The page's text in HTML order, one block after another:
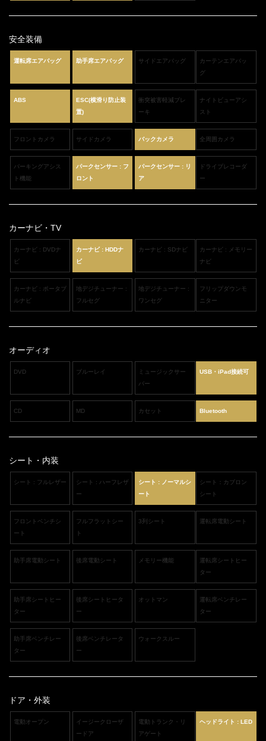
安全装備
運転席エアバッグ 助手席エアバッグ サイドエアバッグ
カーテンエアバッ
グ
ABS
ESC(横滑り防止装
置)
衝突被害軽減ブレ
ーキ
ナイトビューアシ
スト
フロントカメラ サイドカメラ バックカメラ 全周囲カメラ
パーキングアシス
ト機能
パークセンサー : フ
ロント
パークセンサー : リ
ア
ドライブレコーダ
ー
カーナビ・TV
カーナビ : DVDナ
ビ
カーナビ : HDDナ
ビ
カーナビ : SDナビ
カーナビ : メモリー
ナビ
カーナビ : ポータブ
ルナビ
地デジチューナー :
フルセグ
地デジチューナー :
ワンセグ
フリップダウンモ
ニター
オーディオ
DVD ブルーレイ
ミュージックサー
バー
USB・iPad接続可
CD MD カセット Bluetooth
シート・内装
シート : フルレザー
シート : ハーフレザ
ー
シート : ノーマルシ
ート
シート：カブロン
シート
フロントベンチシ
ート
フルフラットシー
ト
3列シート 運転席電動シート
助手席電動シート 後席電動シート メモリー機能
運転席シートヒー
ター
助手席シートヒー
ター
後席シートヒータ
ー
オットマン
運転席ベンチレー
ター
助手席ベンチレー
ター
後席ベンチレータ
ー
ウォークスルー
ドア・外装
電動オープン
イージークローザ
ードア
電動トランク・リ
アゲート
ヘッドライト : LED